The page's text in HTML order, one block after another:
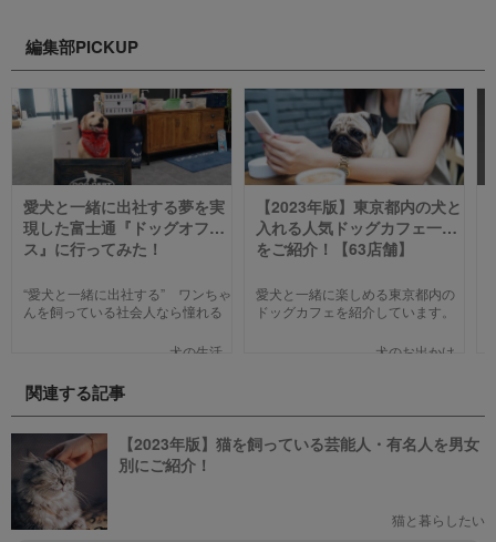
編集部PICKUP
愛犬と一緒に出社する夢を実
現した富士通『ドッグオフィ
ス』に行ってみた！
“愛犬と一緒に出社する” ワンちゃ
んを飼っている社会人なら憧れる
そんな夢のような取り組みを富士
いました。富士通が愛犬家のため
にどんな取り組みをしているのか
新たに設立された【ドッグオフィ
ス】を取材してきました！
犬の生活
【2023年版】東京都内の犬と
入れる人気ドッグカフェ一覧
をご紹介！【63店舗】
愛犬と一緒に楽しめる東京都内の
ドッグカフェを紹介しています。
のついでに立ち寄るのにピッタリ
ましょう！
犬のお出かけ
関連する記事
【2023年版】猫を飼っている芸能人・有名人を男女
別にご紹介！
猫と暮らしたい